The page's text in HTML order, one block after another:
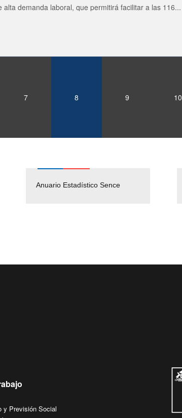
alta demanda laboral, que permitirá facilitar a las 116...
7 8 9 10
Anuario Estadístico Sence
Solicitud Audiencias y
y Previsión Social